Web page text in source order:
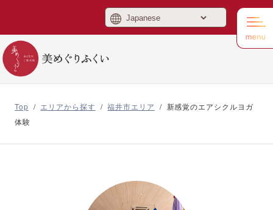
Top / エリアから探す /福井市エリア / 新感覚のエアシクルヨガ
体験